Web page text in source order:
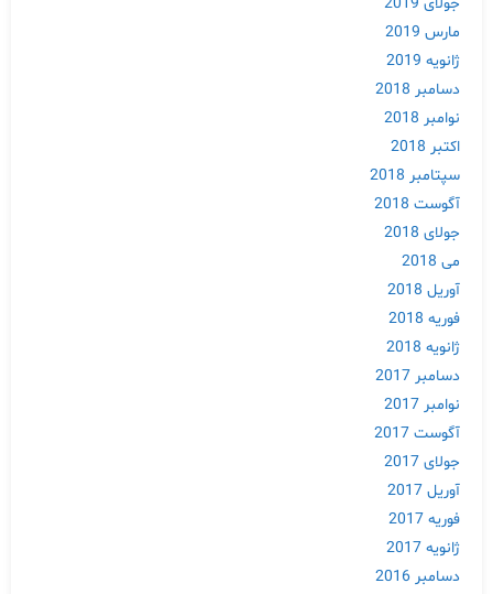
جولای 2019
مارس 2019
ژانویه 2019
دسامبر 2018
نوامبر 2018
اکتبر 2018
سپتامبر 2018
آگوست 2018
جولای 2018
می 2018
آوریل 2018
فوریه 2018
ژانویه 2018
دسامبر 2017
نوامبر 2017
آگوست 2017
جولای 2017
آوریل 2017
فوریه 2017
ژانویه 2017
دسامبر 2016